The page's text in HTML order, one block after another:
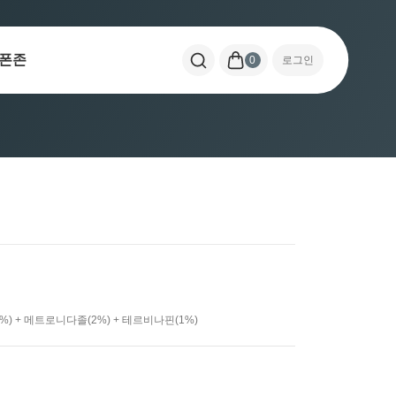
존 0 로그인
+ 메트로니다졸(2%) + 테르비나핀(1%)